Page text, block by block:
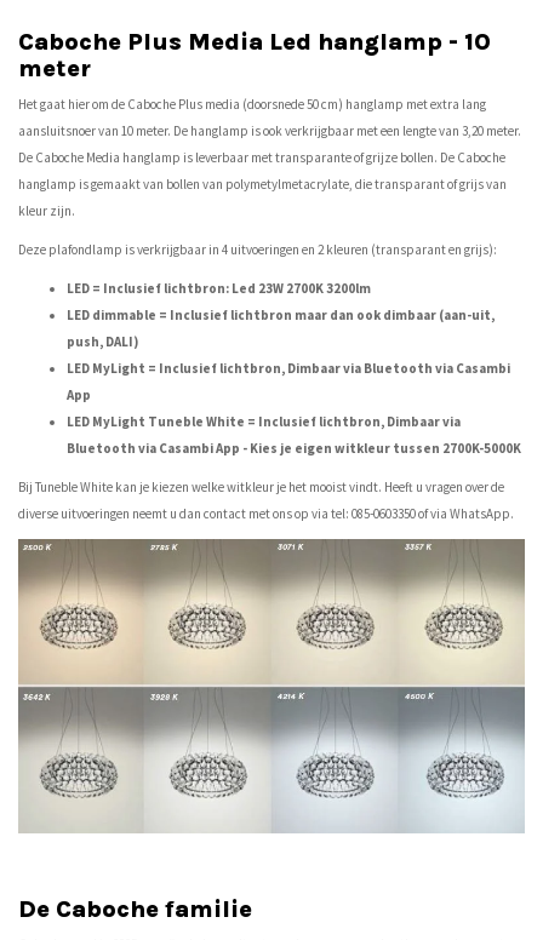
Caboche Plus Media Led hanglamp - 10
meter
Het gaat hier om de Caboche Plus media (doorsnede 50 cm) hanglamp met extra lang
aansluitsnoer van 10 meter. De hanglamp is ook verkrijgbaar met een lengte van 3,20 meter.
De Caboche Media hanglamp is leverbaar met transparante of grijze bollen. De Caboche
hanglamp is gemaakt van bollen van polymetylmetacrylate, die transparant of grijs van
kleur zijn.
Deze plafondlamp is verkrijgbaar in 4 uitvoeringen en 2 kleuren (transparant en grijs):
LED = Inclusief lichtbron: Led 23W 2700K 3200lm
LED dimmable = Inclusief lichtbron maar dan ook dimbaar (aan-uit,
push, DALI)
LED MyLight = Inclusief lichtbron, Dimbaar via Bluetooth via Casambi
App
LED MyLight Tuneble White = Inclusief lichtbron, Dimbaar via
Bluetooth via Casambi App - Kies je eigen witkleur tussen 2700K-5000K
Bij Tuneble White kan je kiezen welke witkleur je het mooist vindt. Heeft u vragen over de
diverse uitvoeringen neemt u dan contact met ons op via tel: 085-0603350 of via WhatsApp.
De Caboche familie